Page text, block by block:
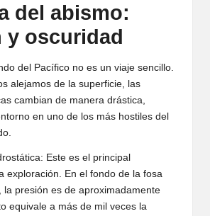
del abismo:
y oscuridad
del Pacífico no es un viaje sencillo.
alejamos de la superficie, las
cambian de manera drástica,
en uno de los más hostiles del
Este es el principal
exploración. En el fondo de la fosa
la presión es de aproximadamente
equivale a más de mil veces la